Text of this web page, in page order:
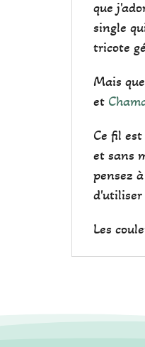
que
single
tricote
Mais
et
Ce fil
et sans
pensez
d'utiliser
Les